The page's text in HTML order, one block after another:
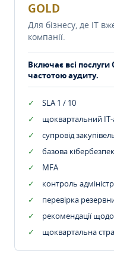
GOLD
Для бізнесу, де IT
компанії.
Включає всі послуги
частотою аудиту.
SLA 1 / 10
щоквартальний IT-
супровід
базова
MFA
контроль
перевірка
рекомендації
щоквартальна